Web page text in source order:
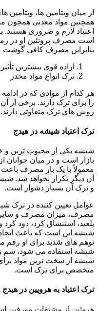
همچنین مواد معدنی همچون
اعتیاد لازم و ضروری هستند.
است مصرف پروتئین او در
بنابراین مصرف کافی
اراده قوی بیشترین
ترک انواع مواد مخدر
هر کدام از موادی که در
را برای ترک دارند. برخی از
روش های ترک متفاوتی دارند.
ترک اعتیاد شیشه در هیدج
شیشه یکی از محبوب ترین و
بازار است و در میان
معمولاً با یک بار مصرف
آن دیگر تکرار نخواهد شد.
و ترک آن بسیار دشوار است.
عوامل تعیین کننده در
مصرف، میزان مصرف و سایر
بلعید، استنشاق کرد، دود
شیشه این است که باعث
توهم های شدید برای او رقم
شیشه استفاده می شود، سم
شیشه از سخت ترین مواد
متخصص برای ترک است.
ترک اعتیاد به هرویین در هیدج
هروئین از مشتقات مورفین